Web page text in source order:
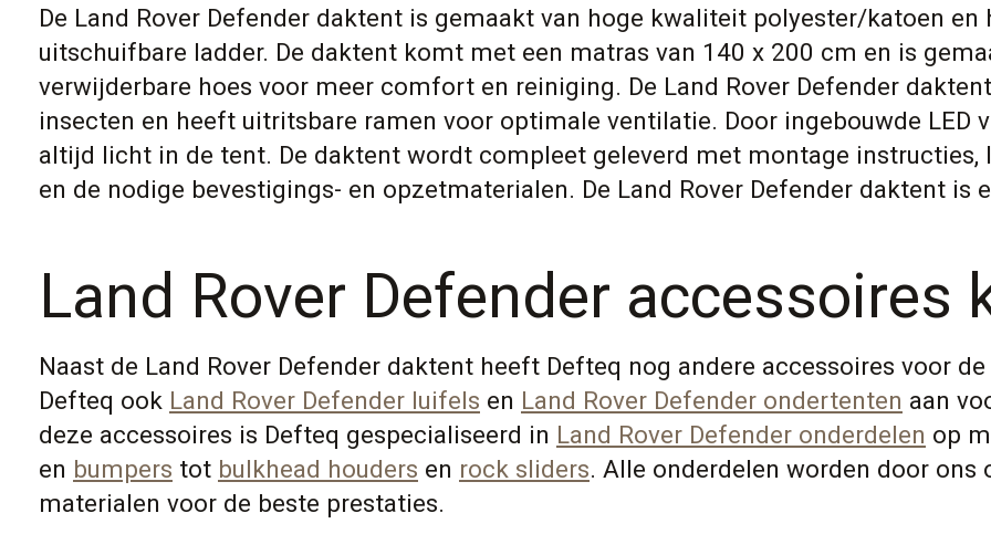
De Land Rover Defender daktent is gemaakt van hoge kwaliteit polyester/katoen
uitschuifbare ladder. De daktent komt met een matras van 140 x 200 cm en is
verwijderbare hoes voor meer comfort en reiniging. De Land Rover Defender
insecten en heeft uitritsbare ramen voor optimale ventilatie. Door ingebouwde LED
altijd licht in de tent. De daktent wordt compleet geleverd met montage instructies,
en de nodige bevestigings- en opzetmaterialen. De Land Rover Defender daktent
Land Rover Defender accessoires
Naast de Land Rover Defender daktent heeft Defteq nog andere accessoires voor
Defteq ook Land Rover Defender luifels en Land Rover Defender ondertenten aan
deze accessoires is Defteq gespecialiseerd in Land Rover Defender onderdelen op
en bumpers tot bulkhead houders en rock sliders. Alle onderdelen worden door
materialen voor de beste prestaties.